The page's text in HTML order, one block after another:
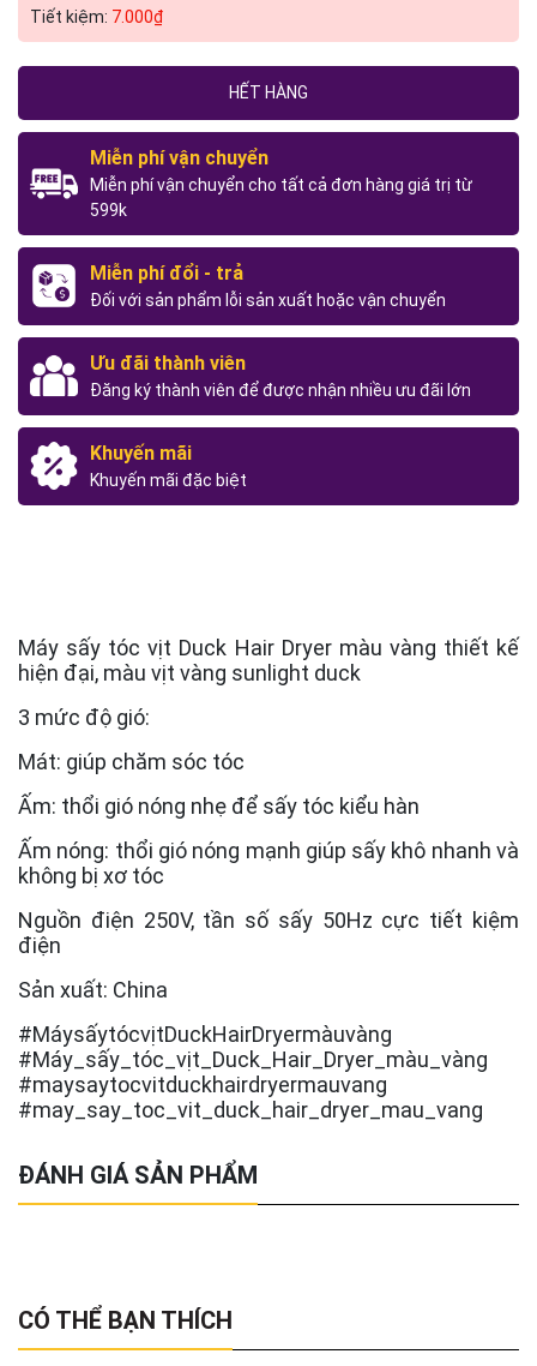
Tiết kiệm: 7.000₫
HẾT HÀNG
Miễn phí vận chuyển
Miễn phí vận chuyển cho tất cả đơn hàng giá trị từ
599k
Miễn phí đổi - trả
Đối với sản phẩm lỗi sản xuất hoặc vận chuyển
Ưu đãi thành viên
Đăng ký thành viên để được nhận nhiều ưu đãi lớn
Khuyến mãi
Khuyến mãi đặc biệt
Máy sấy tóc vịt Duck Hair Dryer màu vàng thiết kế
hiện đại, màu vịt vàng sunlight duck
3 mức độ gió:
Mát: giúp chăm sóc tóc
Ấm: thổi gió nóng nhẹ để sấy tóc kiểu hàn
Ấm nóng: thổi gió nóng mạnh giúp sấy khô nhanh và
không bị xơ tóc
Nguồn điện 250V, tần số sấy 50Hz cực tiết kiệm
điện
Sản xuất: China
#MáysấytócvịtDuckHairDryermàuvàng
#Máy_sấy_tóc_vịt_Duck_Hair_Dryer_màu_vàng
#maysaytocvitduckhairdryermauvang
#may_say_toc_vit_duck_hair_dryer_mau_vang
ĐÁNH GIÁ SẢN PHẨM
CÓ THỂ BẠN THÍCH